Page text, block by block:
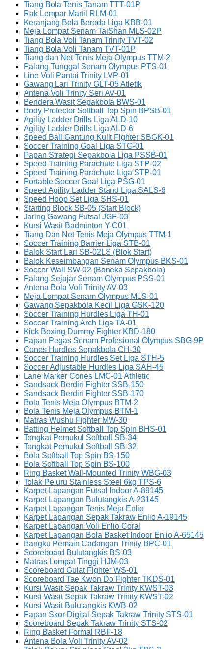
Tiang Bola Tenis Tanam TTT-01P
Rak Lempar Martil RLM-01
Keranjang Bola Beroda Liga KBB-01
Meja Lompat Senam TaiShan MLS-02P
Tiang Bola Voli Tanam Trinity TVT-02
Tiang Bola Voli Tanam TVT-01P
Tiang dan Net Tenis Meja Olympus TTM-2
Palang Tunggal Senam Olympus PTS-01
Line Voli Pantai Trinity LVP-01
Gawang Lari Trinity GLT-05 Atletik
Antena Voli Trinity Seri AV-01
Bendera Wasit Sepakbola BWS-01
Body Protector Softball Top Spin BPSB-01
Agility Ladder Drills Liga ALD-10
Agility Ladder Drills Liga ALD-6
Speed Ball Gantung Kulit Fighter SBGK-01
Soccer Training Goal Liga STG-01
Papan Strategi Sepakbola Liga PSSB-01
Speed Training Parachute Liga STP-02
Speed Training Parachute Liga STP-01
Portable Soccer Goal Liga PSG-01
Speed Agility Ladder Stand Liga SALS-6
Speed Hoop Set Liga SHS-01
Starting Block SB-05 (Start Block)
Jaring Gawang Futsal JGF-03
Kursi Wasit Badminton Y-C01
Tiang Dan Net Tenis Meja Olympus TTM-1
Soccer Training Barrier Liga STB-01
Balok Start Lari SB-02LS (Blok Start)
Balok Keseimbangan Senam Olympus BKS-01
Soccer Wall SW-02 (Boneka Sepakbola)
Palang Sejajar Senam Olympus PSS-01
Antena Bola Voli Trinity AV-03
Meja Lompat Senam Olympus MLS-01
Gawang Sepakbola Kecil Liga GSK-120
Soccer Training Hurdles Liga TH-01
Soccer Training Arch Liga TA-01
Kick Boxing Dummy Fighter KBD-180
Papan Pegas Senam Profesional Olympus SBG-9P
Cones Hurdles Sepakbola CH-30
Soccer Training Hurdles Set Liga STH-5
Soccer Adjustable Hurdles Liga SAH-45
Lane Marker Cones LMC-01 Athletic
Sandsack Berdiri Fighter SSB-150
Sandsack Berdiri Fighter SSB-170
Bola Tenis Meja Olympus BTM-2
Bola Tenis Meja Olympus BTM-1
Matras Wushu Fighter MW-30
Batting Helmet Softball Top Spin BHS-01
Tongkat Pemukul Softball SB-34
Tongkat Pemukul Softball SB-32
Bola Softball Top Spin BS-150
Bola Softball Top Spin BS-100
Ring Basket Wall-Mounted Trinity WBG-03
Tolak Peluru Stainless Steel 6kg TPS-6
Karpet Lapangan Futsal Indoor A-89145
Karpet Lapangan Bulutangkis A-23145
Karpet Lapangan Tenis Meja Enlio
Karpet Lapangan Sepak Takraw Enlio A-19145
Karpet Lapangan Voli Enlio Coral
Karpet Lapangan Bola Basket Indoor Enlio A-65145
Bangku Pemain Cadangan Trinity BPC-01
Scoreboard Bulutangkis BS-03
Matras Lompat Tinggi HJM-03
Scoreboard Gulat Fighter WS-01
Scoreboard Tae Kwon Do Fighter TKDS-01
Kursi Wasit Sepak Takraw Trinity KWST-03
Kursi Wasit Sepak Takraw Trinity KWST-02
Kursi Wasit Bulutangkis KWB-02
Papan Skor Digital Sepak Takraw Trinity STS-01
Scoreboard Sepak Takraw Trinity STS-02
Ring Basket Formal RBF-18
Antena Bola Voli Trinity AV-02